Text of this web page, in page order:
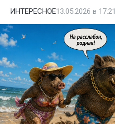
ИНТЕРЕСНОЕ13.05.2026 в 17:21